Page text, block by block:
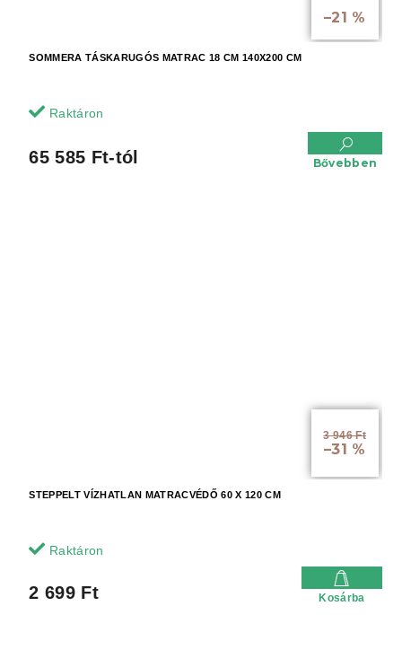
–21 %
SOMMERA TÁSKARUGÓS MATRAC 18 CM 140X200 CM
Raktáron
65 585 Ft-tól Bővebben
3 946 Ft
–31 %
STEPPELT VÍZHATLAN MATRACVÉDŐ 60 X 120 CM
Raktáron
2 699 Ft Kosárba